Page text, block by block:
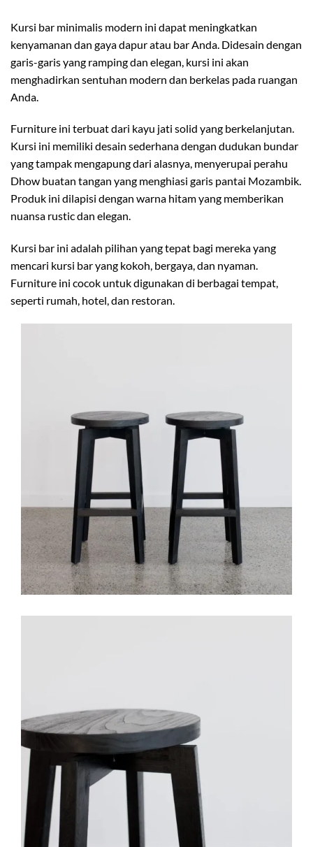
Kursi bar minimalis modern ini dapat meningkatkan
kenyamanan dan gaya dapur atau bar Anda. Didesain dengan
garis-garis yang ramping dan elegan, kursi ini akan
menghadirkan sentuhan modern dan berkelas pada ruangan
Anda.
Furniture ini terbuat dari kayu jati solid yang berkelanjutan.
Kursi ini memiliki desain sederhana dengan dudukan bundar
yang tampak mengapung dari alasnya, menyerupai perahu
Dhow buatan tangan yang menghiasi garis pantai Mozambik.
Produk ini dilapisi dengan warna hitam yang memberikan
nuansa rustic dan elegan.
Kursi bar ini adalah pilihan yang tepat bagi mereka yang
mencari kursi bar yang kokoh, bergaya, dan nyaman.
Furniture ini cocok untuk digunakan di berbagai tempat,
seperti rumah, hotel, dan restoran.